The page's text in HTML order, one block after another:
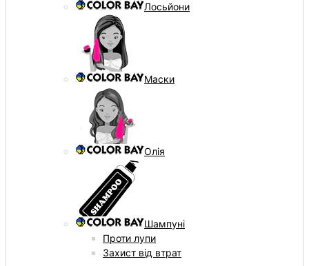
Лосьйони
Маски
Олія
Шампуні
Проти лупи
Захист від втрат